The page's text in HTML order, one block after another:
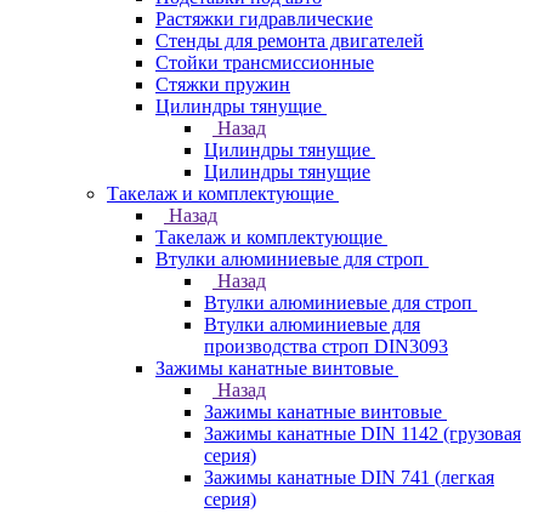
Растяжки гидравлические
Стенды для ремонта двигателей
Стойки трансмиссионные
Стяжки пружин
Цилиндры тянущие
Назад
Цилиндры тянущие
Цилиндры тянущие
Такелаж и комплектующие
Назад
Такелаж и комплектующие
Втулки алюминиевые для строп
Назад
Втулки алюминиевые для строп
Втулки алюминиевые для
производства строп DIN3093
Зажимы канатные винтовые
Назад
Зажимы канатные винтовые
Зажимы канатные DIN 1142 (грузовая
серия)
Зажимы канатные DIN 741 (легкая
серия)